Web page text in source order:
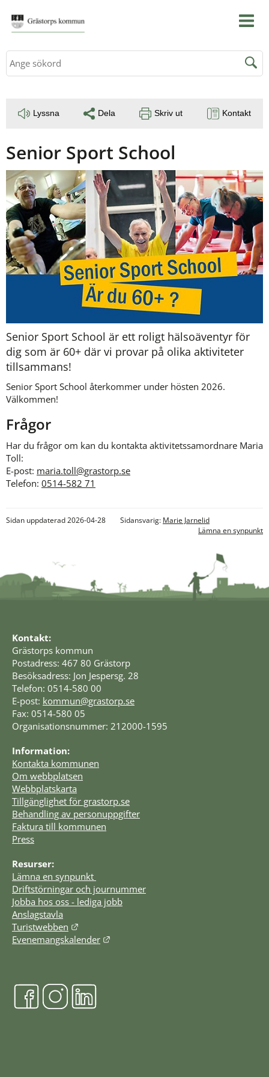
Sök
Lyssna Dela Skriv ut Kontakt
Senior Sport School
Senior Sport School är ett roligt hälsoäventyr för
dig som är 60+ där vi provar på olika aktiviteter
tillsammans!
Senior Sport School återkommer under hösten 2026.
Välkommen!
Frågor
Har du frågor om kan du kontakta aktivitetssamordnare Maria
Toll:
E-post: maria.toll@grastorp.se
Telefon: 0514-582 71
Sidan uppdaterad 2026-04-28 Sidansvarig: Marie Jarnelid
Lämna en synpunkt
Kontakt:
Grästorps kommun
Postadress: 467 80 Grästorp
Besöksadress: Jon Jespersg. 28
Telefon: 0514-580 00
E-post: kommun@grastorp.se
Fax: 0514-580 05
Organisationsnummer: 212000-1595
Information:
Kontakta kommunen
Om webbplatsen
Webbplatskarta
Tillgänglighet för grastorp.se
Behandling av personuppgifter
Faktura till kommunen
Press
Resurser:
Lämna en synpunkt
Driftstörningar och journummer
Jobba hos oss - lediga jobb
Anslagstavla
Turistwebben
Länk till annan webbplats.
Evenemangskalender
Länk till annan webbplats.